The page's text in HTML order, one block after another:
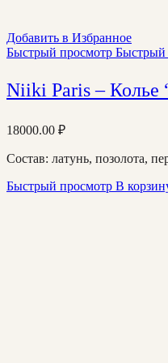
Добавить в Избранное
Быстрый просмотр Быстрый
Niiki Paris – Колье
18000.00 ₽
Состав: латунь, позолота,
Быстрый просмотр В